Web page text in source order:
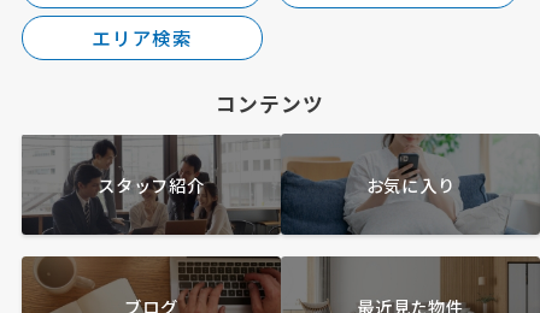
エリア検索
コンテンツ
スタッフ紹介 お気に入り
ブログ 最近見た物件